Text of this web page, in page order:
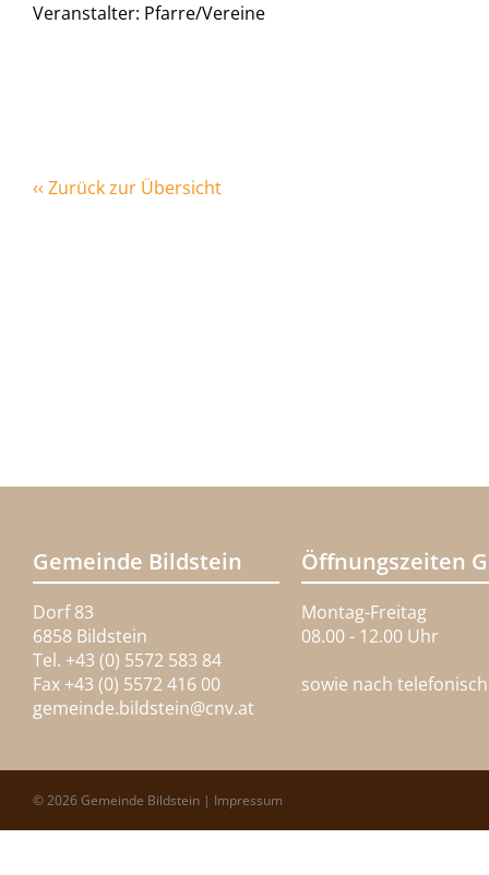
Veranstalter: Pfarre/Vereine
‹‹ Zurück zur Übersicht
Gemeinde Bildstein
Dorf 83
6858 Bildstein
Tel. +43 (0) 5572 583 84
Fax +43 (0) 5572 416 00
gemeinde.bildstein@cnv.at
Öffnungszeiten
Montag-Freitag
08.00 - 12.00 Uhr
sowie nach
© 2026 Gemeinde Bildstein | Impressum